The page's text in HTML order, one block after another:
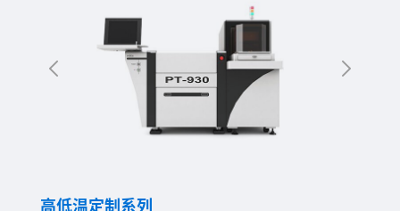
高低温定制系列